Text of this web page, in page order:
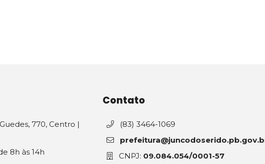
770, Centro |
8h às 14h
Contato
(83) 3464-1069
CNPJ: 09.084.054/0001-57